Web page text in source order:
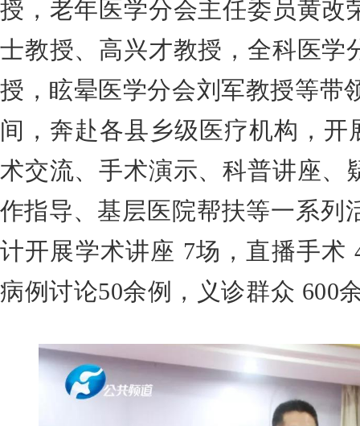
授，老年医学分会主任委员黄改
士教授、高兴才教授，全科医学
授，眩晕医学分会刘军教授等带
间，奔赴各县乡级医疗机构，开
术交流、手术演示、科普讲座、
作指导、 基层医院帮扶等一系列
计开展学术讲座 7场，直播手术
病例讨论50余例，义诊群众 600